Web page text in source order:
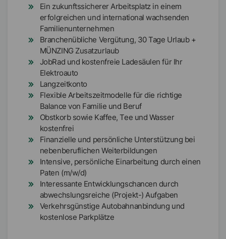
Ein zukunftssicherer Arbeitsplatz in einem
erfolgreichen und international wachsenden
Familienunternehmen
Branchenübliche Vergütung, 30 Tage Urlaub +
MÜNZING Zusatzurlaub
JobRad und kostenfreie Ladesäulen für Ihr
Elektroauto
Langzeitkonto
Flexible Arbeitszeitmodelle für die richtige
Balance von Familie und Beruf
Obstkorb sowie Kaffee, Tee und Wasser
kostenfrei
Finanzielle und persönliche Unterstützung bei
nebenberuflichen Weiterbildungen
Intensive, persönliche Einarbeitung durch einen
Paten (m/w/d)
Interessante Entwicklungschancen durch
abwechslungsreiche (Projekt-) Aufgaben
Verkehrsgünstige Autobahnanbindung und
kostenlose Parkplätze